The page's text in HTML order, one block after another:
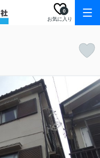
お気に入り
0